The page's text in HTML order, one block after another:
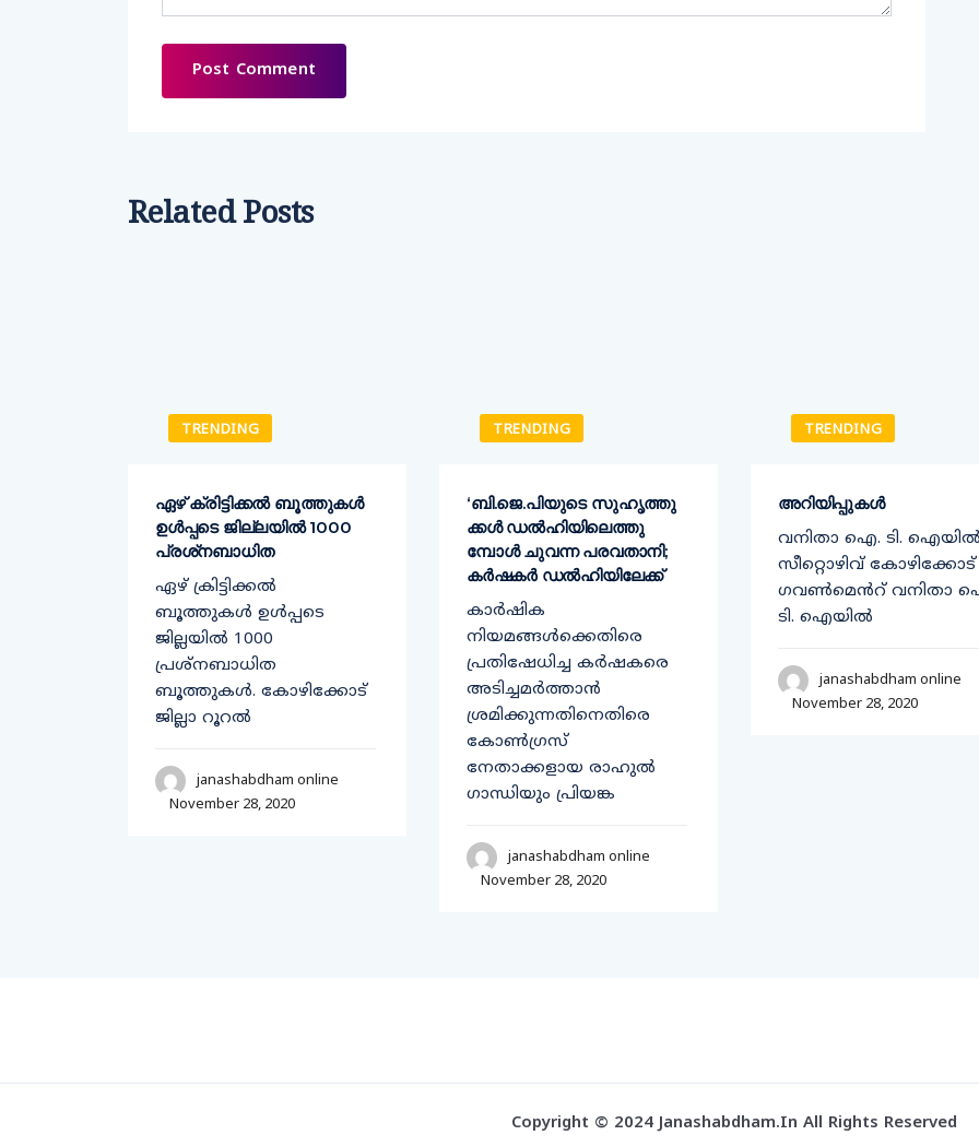
Related Posts
TRENDING
ഏഴ് ക്രിട്ടിക്കല്‍ ബൂത്തുകള്‍
ഉള്‍പ്പടെ ജില്ലയില്‍ 1000
പ്രശ്‌നബാധിത
ഏഴ് ക്രിട്ടിക്കല്‍
ബൂത്തുകള്‍ ഉള്‍പ്പടെ
ജില്ലയില്‍ 1000
പ്രശ്‌നബാധിത
ബൂത്തുകള്‍. കോഴിക്കോട്
ജില്ലാ റൂറല്‍
janashabdham online
November 28, 2020
TRENDING
‘ബി​.ജെ.പിയുടെ സുഹൃത്തു​
ക്കൾ ഡൽഹിയിലെത്തു​
മ്പോൾ ചുവന്ന പരവതാനി;
കർഷകർ ഡൽഹിയിലേക്ക്​
കാർഷിക
നിയമങ്ങൾക്കെതിരെ
പ്രതിഷേധിച്ച കർഷകരെ
അടിച്ചമർത്താൻ
ശ്രമിക്കുന്നതിനെതിരെ
കോൺഗ്രസ്​
നേതാക്കളായ രാഹുൽ
ഗാന്ധിയും പ്രിയങ്ക
janashabdham online
November 28, 2020
TRENDING
അറിയിപ്പുകൾ
വനിതാ ഐ. ടി. ഐയിൽ
സീറ്റൊഴിവ് കോഴിക്കോട്
ഗവൺമെൻറ് വനിതാ
ടി. ഐയിൽ
janashabdham online
November 28, 2020
Copyright © 2024 Janashabdham.in All Rights Reserved